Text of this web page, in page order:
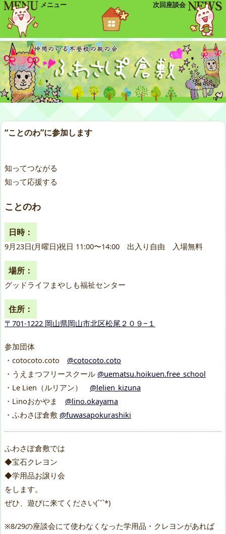
“ことのわ”に参加します
知ってつながる
知って応援する
ことのわ
日時：
9月23日(月曜日)祝日 11:00〜14:00 出入り自由 入場無料
場所：
グッドライフまやしも福祉センター
住所：
〒701-1222 岡山県岡山市北区松尾２０９−１
参加団体
・cotocoto.coto @cotocoto.coto
・うえまつフリースクール @uematsu.hoikuen.free_school
・Le Lien（ルリアン） @lelien_kizuna
・Linoおかやま @lino.okayama
・ふわさぽ倉敷 @fuwasapokurashiki
ふわさぽ倉敷では
◆宝石クレヨン
◆学用品お譲り会
をします。
ぜひ、遊びに来てください(´˘`*)
※8/29の座談会にて使わなくなった学用品・クレヨンがあれば
メニュー 次回座談会